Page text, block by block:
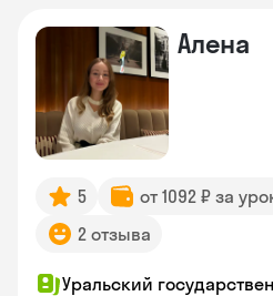
Алена
5 от 1092 ₽ за
2 отзыва
Уральский